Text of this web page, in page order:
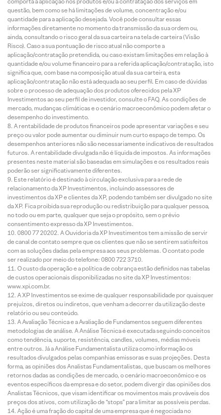
questão, bem como se há limitações de volume, concentração e/ou
quantidade para a aplicação desejada. Você pode consultar essas
informações diretamente no momento da transmissão da sua ordem ou,
ainda, consultando o risco geral da sua carteira na tela de carteira (Visão
Risco). Caso a sua pontuação de risco atual não comporte a
aplicação/contratação pretendida, ou caso existam limitações em relação à
quantidade e/ou volume financeiro para a referida aplicação/contratação, isto
significa que, com base na composição atual da sua carteira, esta
aplicação/contratação não está adequada ao seu perfil. Em caso de dúvidas
sobre o processo de adequação dos produtos oferecidos pela XP
Investimentos ao seu perfil de investidor, consulte o FAQ. As condições de
mercado, mudanças climáticas e o cenário macroeconômico podem afetar o
desempenho do investimento.
A rentabilidade de produtos financeiros pode apresentar variações e seu
preço ou valor pode aumentar ou diminuir num curto espaço de tempo. Os
desempenhos anteriores não são necessariamente indicativos de resultados
futuros. A rentabilidade divulgada não é líquida de impostos. As informações
presentes neste material são baseadas em simulações e os resultados reais
poderão ser significativamente diferentes.
Este relatório é destinado à circulação exclusiva para a rede de
relacionamento da XP Investimentos, incluindo assessores de
investimentos da XP e clientes da XP, podendo também ser divulgado no site
da XP. Fica proibida sua reprodução ou redistribuição para qualquer pessoa,
no todo ou em parte, qualquer que seja o propósito, sem o prévio
consentimento expresso da XP Investimentos.
0800 77 20202. A Ouvidoria da XP Investimentos tem a missão de servir
de canal de contato sempre que os clientes que não se sentirem satisfeitos
com as soluções dadas pela empresa aos seus problemas. O contato pode
ser realizado por meio do telefone: 0800 722 3710.
O custo da operação e a política de cobrança estão definidos nas tabelas
de custos operacionais disponibilizadas no site da XP Investimentos:
www.xpi.com.br.
A XP Investimentos se exime de qualquer responsabilidade por quaisquer
prejuízos, diretos ou indiretos, que venham a decorrer da utilização deste
relatório ou seu conteúdo.
A Avaliação Técnica e a Avaliação de Fundamentos seguem diferentes
metodologias de análise. A Análise Técnica é executada seguindo conceitos
como tendência, suporte, resistência, candles, volumes, médias móveis
entre outros. Já a Análise Fundamentalista utiliza como informação os
resultados divulgados pelas companhias emissoras e suas projeções. Desta
forma, as opiniões dos Analistas Fundamentalistas, que buscam os melhores
retornos dadas as condições de mercado, o cenário macroeconômico e os
eventos específicos da empresa e do setor, podem divergir das opiniões dos
Analistas Técnicos, que visam identificar os movimentos mais prováveis dos
preços dos ativos, com utilização de “stops” para limitar as possíveis perdas.
Ação é uma fração do capital de uma empresa que é negociada no